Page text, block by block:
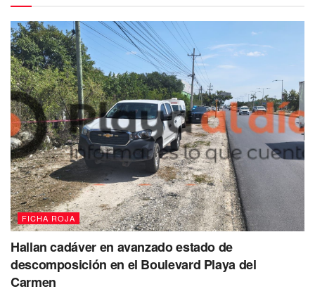
En el lugar los oficiales observaron a un sujeto a bordo de
una motocicleta marca Itálica, tipo Ws150, mismo que los
apuntó con lo que parecía ser un arma de fuego y tras una
persecución fue interceptado sobre la calle Gruta, donde
abandonó su motocicleta para subirse a una camioneta
marca Chevrolet, en la cual se encontraban a bordo otros 4
sujetos.
FICHA ROJA
Hallan cadáver en avanzado estado de
descomposición en el Boulevard Playa del
Carmen